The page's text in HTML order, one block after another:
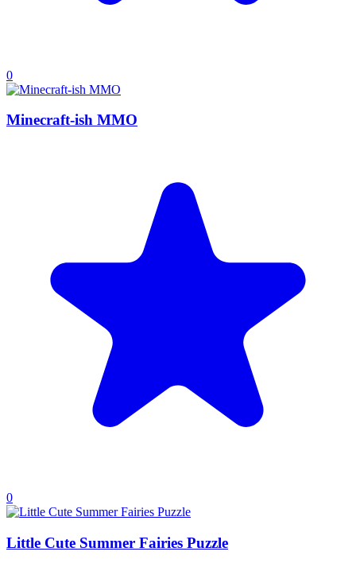
0
Minecraft-ish MMO
0
Little Cute Summer Fairies Puzzle